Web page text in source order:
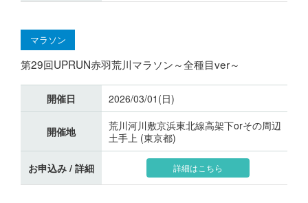
マラソン
第29回UPRUN赤羽荒川マラソン～全種目ver～
開催日 2026/03/01(日)
開催地
荒川河川敷京浜東北線高架下orその周辺
土手上 (東京都)
お申込み / 詳細 詳細はこちら